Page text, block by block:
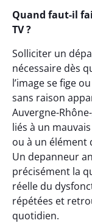
Quand faut-il
TV ?
Solliciter un
nécessaire dès
l’image se fige
sans raison
Auvergne-
liés à un
ou à un élément
Un depanneur
précisément la
réelle du
répétées et
quotidien.